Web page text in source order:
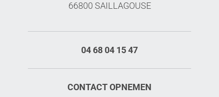
66800 SAILLAGOUSE
04 68 04 15 47
CONTACT OPNEMEN